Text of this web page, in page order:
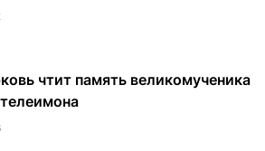
чтит память великомученика